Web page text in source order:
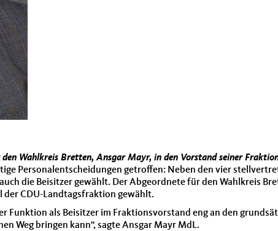
Wahlkreis Bretten, Ansgar Mayr, in den Vorstand seiner
Personalentscheidungen getroffen: Neben den vier
die Beisitzer gewählt. Der Abgeordnete für den Wahlkreis
der CDU-Landtagsfraktion gewählt.
Funktion als Beisitzer im Fraktionsvorstand eng an den
Weg bringen kann“, sagte Ansgar Mayr MdL.